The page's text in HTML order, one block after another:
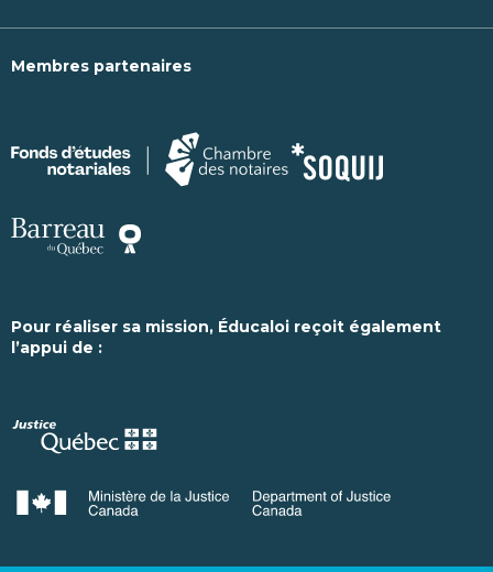
Membres partenaires
Pour réaliser sa mission, Éducaloi reçoit également
l’appui de :